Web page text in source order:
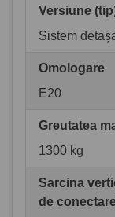
Versiune
Sistem
Omologare
E20
Greutatea
1300 kg
Sarcina
de